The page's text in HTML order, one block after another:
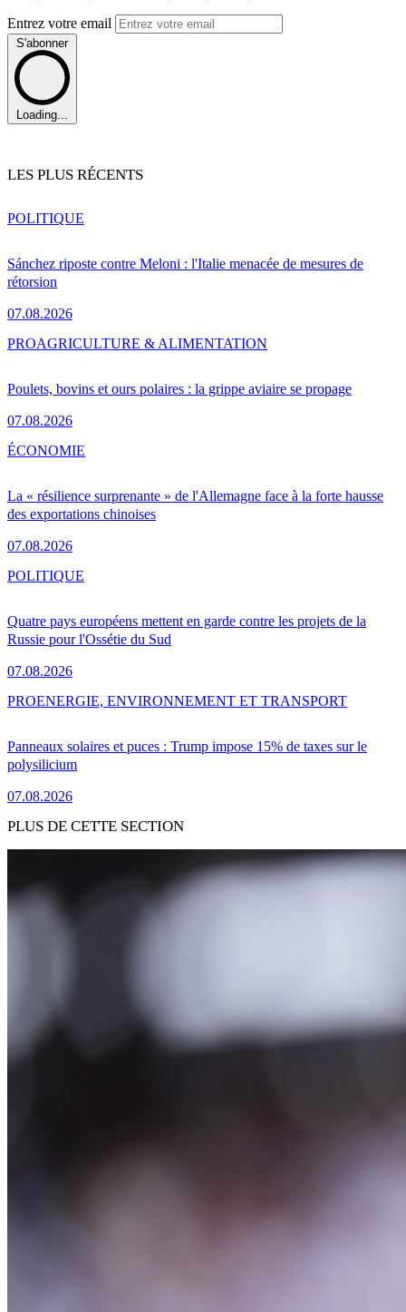
Entrez votre email
S'abonner
Loading...
LES PLUS RÉCENTS
Sánchez riposte contre Meloni : l'Italie menacée de mesures de
rétorsion
07.08.2026
POLITIQUE
Poulets, bovins et ours polaires : la grippe aviaire se propage
07.08.2026
PROAGRICULTURE & ALIMENTATION
La « résilience surprenante » de l'Allemagne face à la forte hausse
des exportations chinoises
07.08.2026
ÉCONOMIE
Quatre pays européens mettent en garde contre les projets de la
Russie pour l'Ossétie du Sud
07.08.2026
POLITIQUE
Panneaux solaires et puces : Trump impose 15% de taxes sur le
polysilicium
07.08.2026
PROENERGIE, ENVIRONNEMENT ET TRANSPORT
PLUS DE CETTE SECTION